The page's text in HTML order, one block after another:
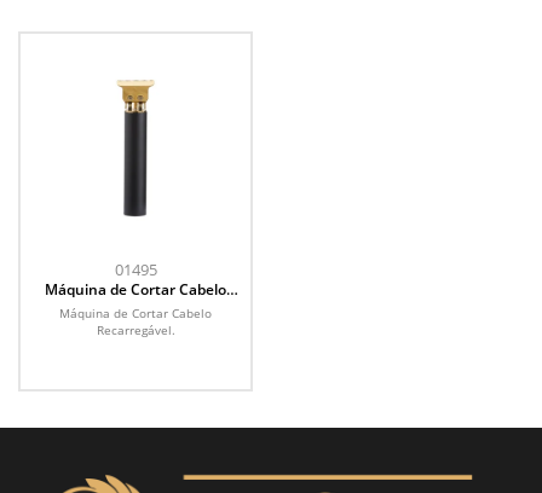
01495
Máquina de Cortar Cabelo
Recarregável
Máquina de Cortar Cabelo
Recarregável.